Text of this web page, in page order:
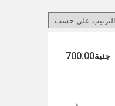
جنية700.00